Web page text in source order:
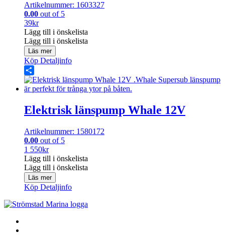
Artikelnummer: 1603327
0.00 out of 5
39kr
Lägg till i önskelista
Lägg till i önskelista
Läs mer
Köp Detaljinfo
Share
Elektrisk länspump Whale 12V
Artikelnummer: 1580172
0.00 out of 5
1 550kr
Lägg till i önskelista
Lägg till i önskelista
Läs mer
Köp Detaljinfo